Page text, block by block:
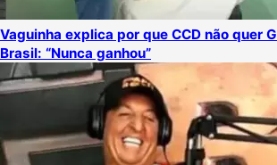
Vaguinha explica por que CCD não quer
Brasil: “Nunca ganhou”